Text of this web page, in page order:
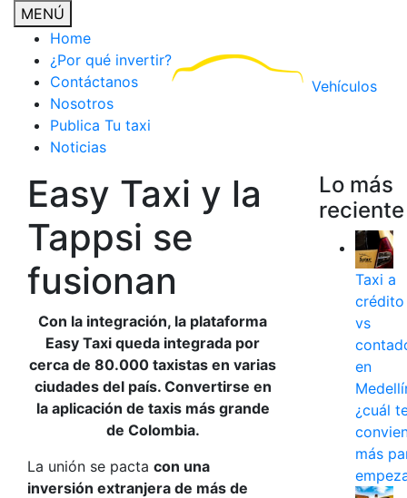
MENÚ
Home
¿Por qué invertir?
Contáctanos
Nosotros
Publica Tu taxi
Noticias
Vehículos
Easy Taxi y la
Tappsi se
fusionan
Con la integración, la plataforma
Easy Taxi queda integrada por
cerca de 80.000 taxistas en varias
ciudades del país. Convertirse en
la aplicación de taxis más grande
de Colombia.
La unión se pacta con una
inversión extranjera de más de
Lo más
reciente
Taxi a
crédito
vs
en
¿cuál
más